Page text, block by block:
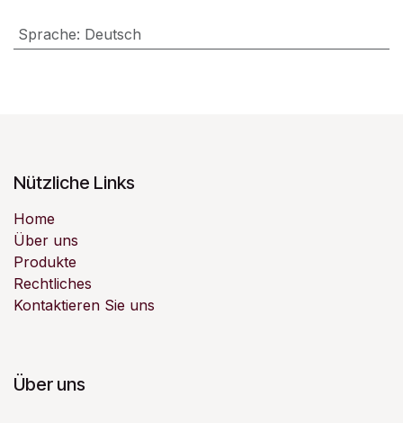
Sprache: Deutsch
Nützliche Links
Home
Über uns
Produkte
Rechtliches
Kontaktieren Sie uns
Über uns